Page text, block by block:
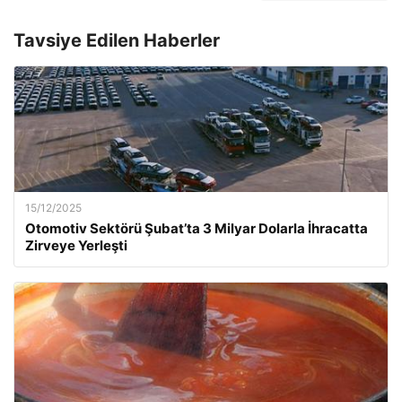
Tavsiye Edilen Haberler
15/12/2025
Otomotiv Sektörü Şubat’ta 3 Milyar Dolarla İhracatta
Zirveye Yerleşti